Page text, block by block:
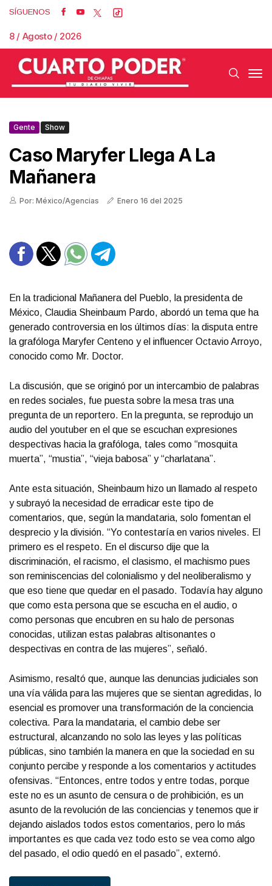
SÍGUENOS
8 / Agosto / 2026
Gente Show
Caso Maryfer Llega A La
Mañanera
Por: México/Agencias Enero 16 del 2025
En la tradicional Mañanera del Pueblo, la presidenta de
México, Claudia Sheinbaum Pardo, abordó un tema que ha
generado controversia en los últimos días: la disputa entre
la grafóloga Maryfer Centeno y el influencer Octavio Arroyo,
conocido como Mr. Doctor.
La discusión, que se originó por un intercambio de palabras
en redes sociales, fue puesta sobre la mesa tras una
pregunta de un reportero. En la pregunta, se reprodujo un
audio del youtuber en el que se escuchan expresiones
despectivas hacia la grafóloga, tales como “mosquita
muerta”, “mustia”, “vieja babosa” y “charlatana”.
Ante esta situación, Sheinbaum hizo un llamado al respeto
y subrayó la necesidad de erradicar este tipo de
comentarios, que, según la mandataria, solo fomentan el
desprecio y la división. “Yo contestaría en varios niveles. El
primero es el respeto. En el discurso dije que la
discriminación, el racismo, el clasismo, el machismo pues
son reminiscencias del colonialismo y del neoliberalismo y
que eso tiene que quedar en el pasado. Todavía hay alguno
que como esta persona que se escucha en el audio, o
como personas que encubren en su halo de personas
conocidas, utilizan estas palabras altisonantes o
despectivas en contra de las mujeres”, señaló.
Asimismo, resaltó que, aunque las denuncias judiciales son
una vía válida para las mujeres que se sientan agredidas, lo
esencial es promover una transformación de la conciencia
colectiva. Para la mandataria, el cambio debe ser
estructural, alcanzando no solo las leyes y las políticas
públicas, sino también la manera en que la sociedad en su
conjunto percibe y responde a los comentarios y actitudes
ofensivas. “Entonces, entre todos y entre todas, porque
este no es un asunto de censura o de prohibición, es un
asunto de la revolución de las conciencias y tenemos que ir
dejando aislados todos estos comentarios, pero lo más
importantes es que cada vez todo esto se vea como algo
del pasado, el odio quedó en el pasado”, externó.